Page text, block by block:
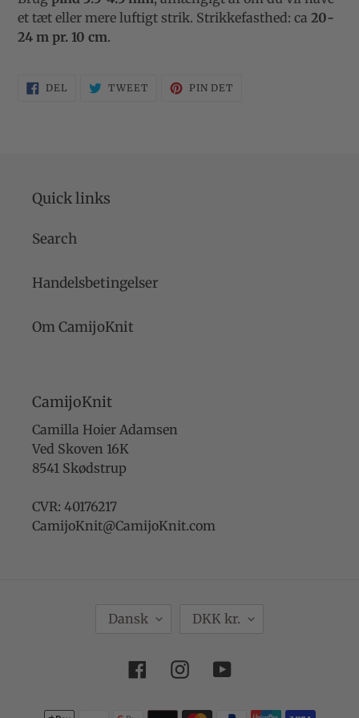
et tæt eller mere luftigt strik. Strikkefasthed: ca 20-
24 m pr. 10 cm.
DEL
PÅ
TWEETTWEET PIN DET
Quick links
Search
Handelsbetingelser
Om CamijoKnit
CamijoKnit
Camilla Hoier Adamsen
Ved Skoven 16K
8541 Skødstrup
CVR: 40176217
CamijoKnit@CamijoKnit.com
Dansk
U
DKK kr.
FacebookInstagramYouTube
Betalingsmetoder